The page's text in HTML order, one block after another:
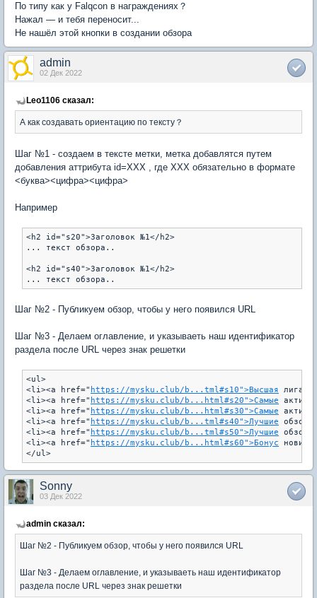
По типу как у Falqcon в награждениях？
Нажал — и тебя переносит...
Не нашёл этой кнопки в создании обзора
admin
02 Дек 2022
Leo1106 сказал:
А как создавать ориентацию по тексту？
Шаг №1 - создаем в тексте метки, метка добавлятся путем
добавления аттрибута id=XXX , где XXX обязательно в формате
<буква><цифра><цифра>
Например
<h2 id="s20">Заголовок №1</h2>
... текст обзора..
<h2 id="s40">Заголовок №1</h2>
Шаг №2 - Публикуем обзор, чтобы у него появился URL
Шаг №3 - Делаем оглавление, и указываеть наш идентификатор
раздела после URL через знак решетки
<ul>
<li><a href=" https://mysku.club/b...tml#s10">Высшая
<li><a href=" https://mysku.club/b...html#s20">Самые
<li><a href=" https://mysku.club/b...html#s30">Самые
<li><a href=" https://mysku.club/b...tml#s40">Лучшие
<li><a href=" https://mysku.club/b...tml#s50">Лучшие
<li><a href=" https://mysku.club/b...html#s60">Бонус
Sonny
03 Дек 2022
admin сказал:
Шаг №2 - Публикуем обзор, чтобы у него появился URL
Шаг №3 - Делаем оглавление, и указываеть наш идентификатор
раздела после URL через знак решетки